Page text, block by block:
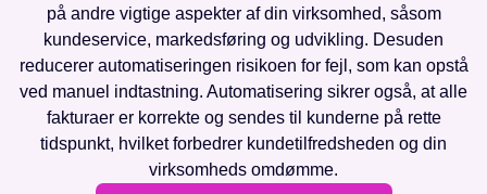
på andre vigtige aspekter af din virksomhed, såsom
kundeservice, markedsføring og udvikling. Desuden
reducerer automatiseringen risikoen for fejl, som kan opstå
ved manuel indtastning. Automatisering sikrer også, at alle
fakturaer er korrekte og sendes til kunderne på rette
tidspunkt, hvilket forbedrer kundetilfredsheden og din
virksomheds omdømme.